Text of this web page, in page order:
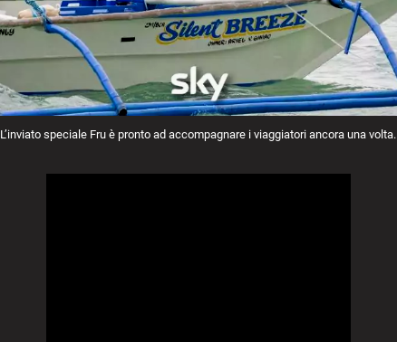
L’inviato speciale Fru è pronto ad accompagnare i viaggiatori ancora una volta.